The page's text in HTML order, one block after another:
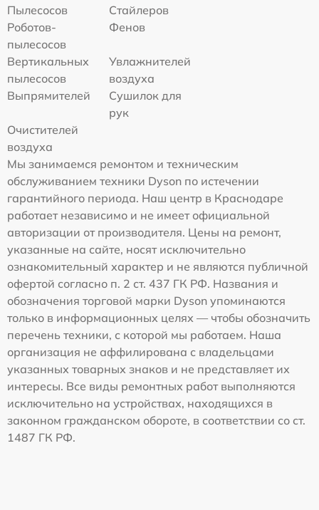
Пылесосов
Стайлеров
Роботов-
пылесосов
Фенов
Вертикальных
пылесосов
Увлажнителей
воздуха
Выпрямителей
Сушилок для
рук
Очистителей
воздуха
Мы занимаемся ремонтом и техническим
обслуживанием техники Dyson по истечении
гарантийного периода. Наш центр в Краснодаре
работает независимо и не имеет официальной
авторизации от производителя. Цены на ремонт,
указанные на сайте, носят исключительно
ознакомительный характер и не являются публичной
офертой согласно п. 2 ст. 437 ГК РФ. Названия и
обозначения торговой марки Dyson упоминаются
только в информационных целях — чтобы обозначить
перечень техники, с которой мы работаем. Наша
организация не аффилирована с владельцами
указанных товарных знаков и не представляет их
интересы. Все виды ремонтных работ выполняются
исключительно на устройствах, находящихся в
законном гражданском обороте, в соответствии со ст.
1487 ГК РФ.